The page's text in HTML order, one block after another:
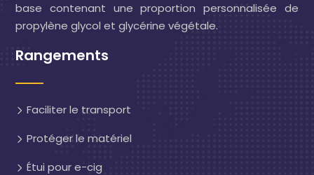
base contenant une proportion personnalisée de
propylène glycol et glycérine végétale.
Rangements
Faciliter le transport
Protéger le matériel
Étui pour e-cig